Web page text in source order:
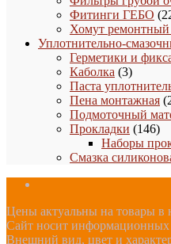
Фитинги ГЕБО
Хомут
Уплотнительно-
Герметики и
Каболка 33
товара
Паста
Пена монтажная
Подмоточный
Прокладки 146146
Наборы
Смазка
Цены актуальны на товары в
Сайт носит информационных
Внешний вид, цвет и